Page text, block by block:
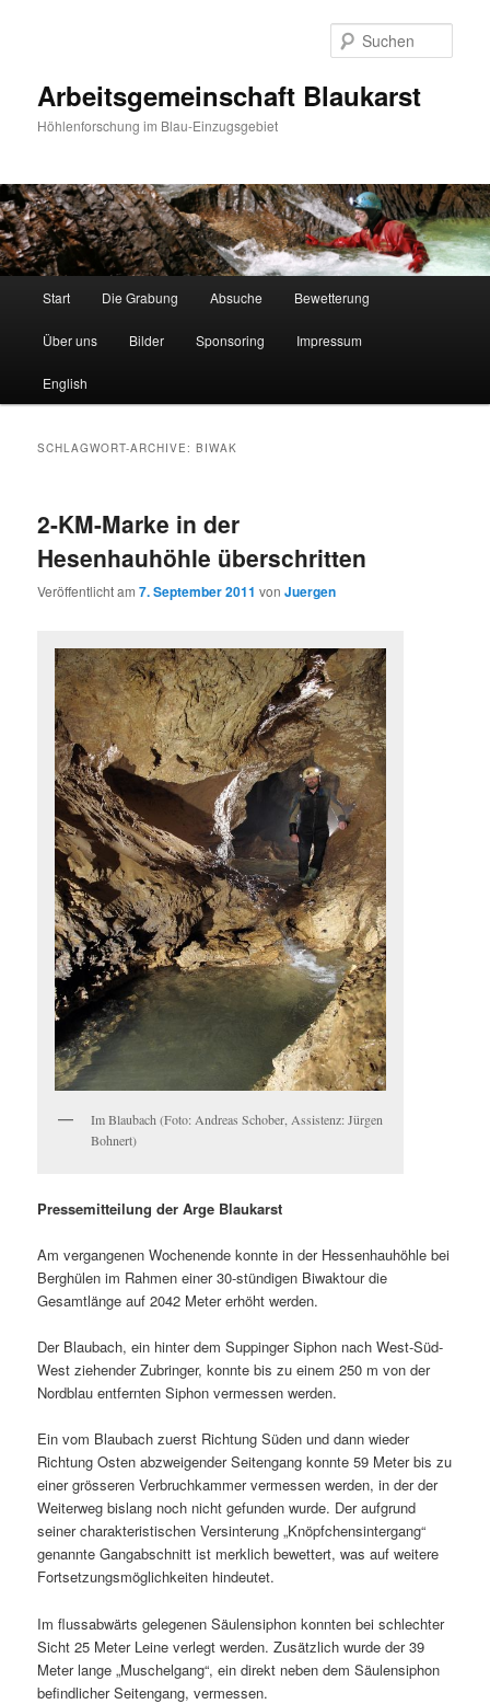
Arbeitsgemeinschaft Blaukarst
Höhlenforschung im Blau-Einzugsgebiet
Zum
Inhalt
wechseln
Zum
sekundären
Inhalt
wechseln
Start Die Grabung Absuche Bewetterung
Über uns Bilder Sponsoring Impressum
English
SCHLAGWORT-ARCHIVE:BIWAK
2-KM-Marke in der
Hesenhauhöhle überschritten
Veröffentlicht am7. September 2011 vonJuergen
Im Blaubach (Foto: Andreas Schober, Assistenz: Jürgen
Bohnert)
Pressemitteilung der Arge Blaukarst
Am vergangenen Wochenende konnte in der Hessenhauhöhle bei
Berghülen im Rahmen einer 30-stündigen Biwaktour die
Gesamtlänge auf 2042 Meter erhöht werden.
Der Blaubach, ein hinter dem Suppinger Siphon nach West-Süd-
West ziehender Zubringer, konnte bis zu einem 250 m von der
Nordblau entfernten Siphon vermessen werden.
Ein vom Blaubach zuerst Richtung Süden und dann wieder
Richtung Osten abzweigender Seitengang konnte 59 Meter bis zu
einer grösseren Verbruchkammer vermessen werden, in der der
Weiterweg bislang noch nicht gefunden wurde. Der aufgrund
seiner charakteristischen Versinterung „Knöpfchensintergang“
genannte Gangabschnitt ist merklich bewettert, was auf weitere
Fortsetzungsmöglichkeiten hindeutet.
Im flussabwärts gelegenen Säulensiphon konnten bei schlechter
Sicht 25 Meter Leine verlegt werden. Zusätzlich wurde der 39
Meter lange „Muschelgang“, ein direkt neben dem Säulensiphon
befindlicher Seitengang, vermessen.